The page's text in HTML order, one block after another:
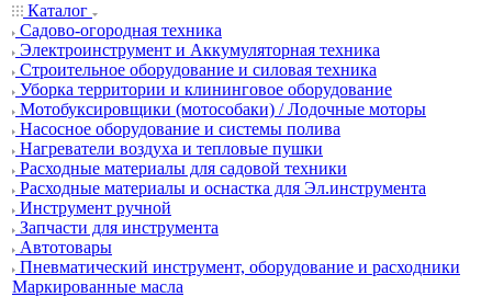
Каталог
Садово-огородная техника
Электроинструмент и Аккумуляторная техника
Строительное оборудование и силовая техника
Уборка территории и клининговое оборудование
Мотобуксировщики (мотособаки) / Лодочные моторы
Насосное оборудование и системы полива
Нагреватели воздуха и тепловые пушки
Расходные материалы для садовой техники
Расходные материалы и оснастка для Эл.инструмента
Инструмент ручной
Запчасти для инструмента
Автотовары
Пневматический инструмент, оборудование и расходники
Маркированные масла